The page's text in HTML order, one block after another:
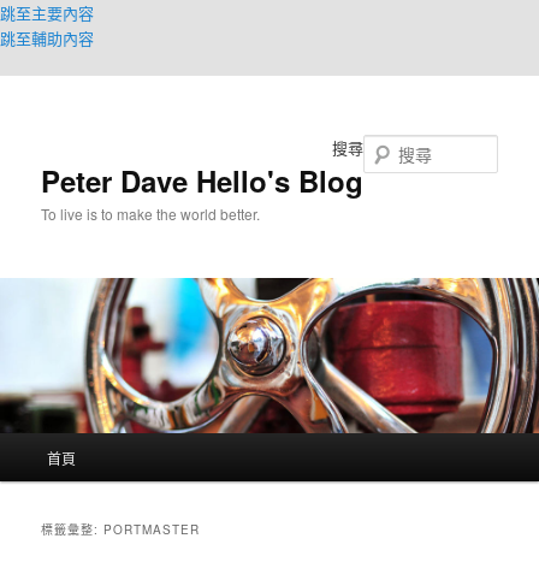
跳至主要內容
跳至輔助內容
Peter Dave Hello's Blog
To live is to make the world better.
搜尋
首頁
標籤彙整: PORTMASTER